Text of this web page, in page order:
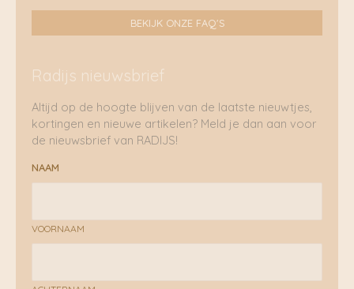
BEKIJK ONZE FAQ'S
Radijs nieuwsbrief
Altijd op de hoogte blijven van de laatste nieuwtjes,
kortingen en nieuwe artikelen? Meld je dan aan voor
de nieuwsbrief van RADIJS!
NAAM
VOORNAAM